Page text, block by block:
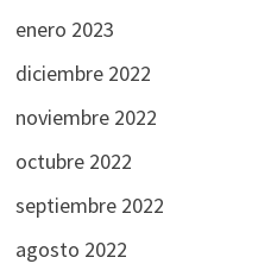
enero 2023
diciembre 2022
noviembre 2022
octubre 2022
septiembre 2022
agosto 2022